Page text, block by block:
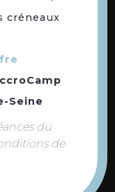
créneaux
Seine
du
de